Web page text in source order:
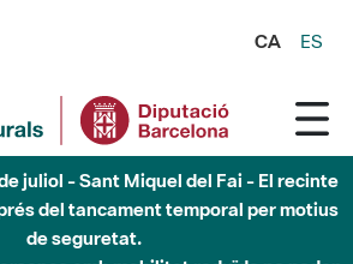
CA ES
juliol - Sant Miquel del Fai - El recinte
del tancament temporal per motius
de seguretat.